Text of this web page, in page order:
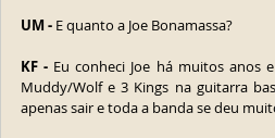
UM - E quanto a Joe Bonamassa?
KF - Eu conheci Joe há muitos anos
Muddy/Wolf e 3 Kings na guitarra
apenas sair e toda a banda se deu